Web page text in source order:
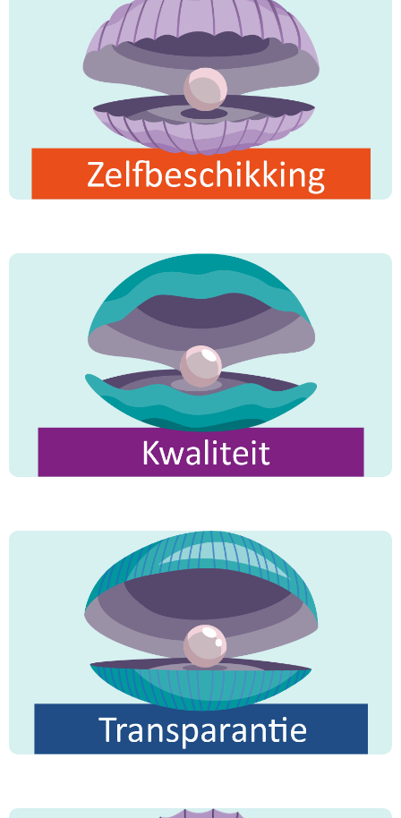
Reinheid
is de helft van het geloof."
Kennis
vergaren is een plicht voor iedere
moslim."
"Kijk niet neer op de minste van de goede daden,
al is het maar glimlachen naar je broeder als je
hem tegenkomt."